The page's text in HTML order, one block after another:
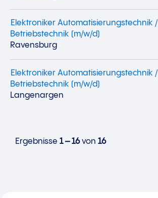
Elektroniker Automatisierungstechnik /
Betriebstechnik (m/w/d)
Ravensburg
Elektroniker Automatisierungstechnik /
Betriebstechnik (m/w/d)
Langenargen
Ergebnisse 1 – 16von 16